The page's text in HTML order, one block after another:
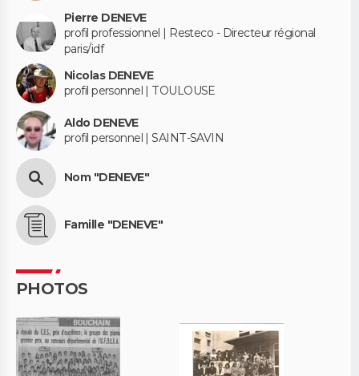
Pierre DENEVE
profil professionnel | Resteco - Directeur régional
paris/idf
Nicolas DENEVE
profil personnel | TOULOUSE
Aldo DENEVE
profil personnel | SAINT-SAVIN
Nom "DENEVE"
Famille "DENEVE"
PHOTOS